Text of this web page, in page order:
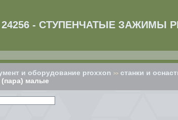
24256 - СТУПЕНЧАТЫЕ ЗАЖИМЫ
и оборудование proxxon >> cтанки и
малые